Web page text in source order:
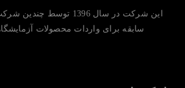
سابقه برای واردات محصولات